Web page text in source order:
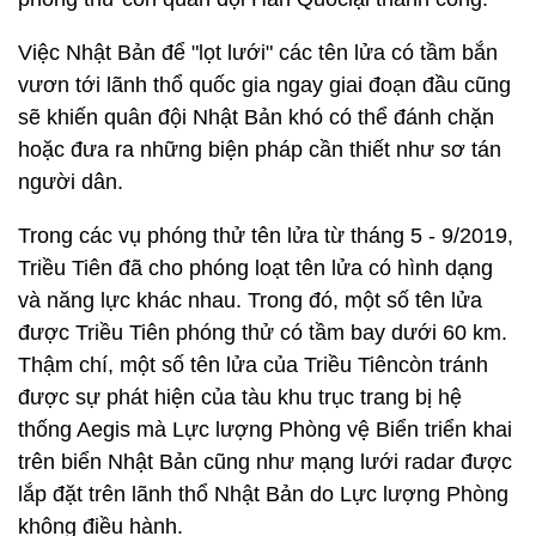
Việc Nhật Bản để "lọt lưới" các tên lửa có tầm bắn
vươn tới lãnh thổ quốc gia ngay giai đoạn đầu cũng
sẽ khiến quân đội Nhật Bản khó có thể đánh chặn
hoặc đưa ra những biện pháp cần thiết như sơ tán
người dân.
Trong các vụ phóng thử tên lửa từ tháng 5 - 9/2019,
Triều Tiên đã cho phóng loạt tên lửa có hình dạng
và năng lực khác nhau. Trong đó, một số tên lửa
được Triều Tiên phóng thử có tầm bay dưới 60 km.
Thậm chí, một số tên lửa của Triều Tiêncòn tránh
được sự phát hiện của tàu khu trục trang bị hệ
thống Aegis mà Lực lượng Phòng vệ Biển triển khai
trên biển Nhật Bản cũng như mạng lưới radar được
lắp đặt trên lãnh thổ Nhật Bản do Lực lượng Phòng
không điều hành.